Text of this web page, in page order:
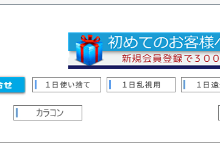
高い順 優先度順
レビュー順